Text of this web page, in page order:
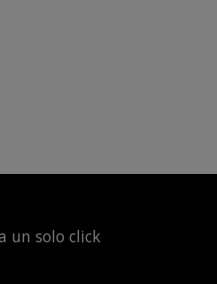
un solo click